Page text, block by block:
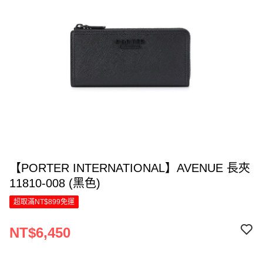
【PORTER INTERNATIONAL】AVENUE 長夾
11810-008 (黑色)
超取滿NT$899免運
NT$6,450